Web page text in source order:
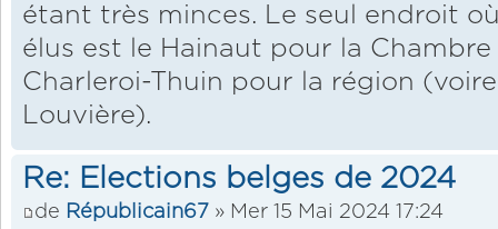
étant très minces. Le seul endroit
élus est le Hainaut pour la
Charleroi-Thuin pour la région
Louvière).
Re: Elections belges de 2024
de Républicain67 » Mer 15 Mai 2024 17:24